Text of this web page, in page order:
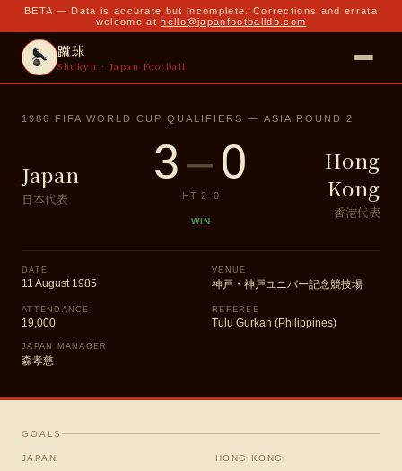
BETA — Data is accurate but incomplete. Corrections and errata
welcome at hello@japanfootballdb.com
蹴球
Shukyu · Japan Football
1986 FIFA WORLD CUP QUALIFIERS — ASIA ROUND 2
Japan
日本代表
3–0
HT 2–0
WIN
Hong
Kong
香港代表
DATE
11 August 1985
VENUE
神戸・神戸ユニバー記念競技場
ATTENDANCE
19,000
REFEREE
Tulu Gurkan (Philippines)
JAPAN MANAGER
森孝慈
GOALS
JAPAN HONG KONG